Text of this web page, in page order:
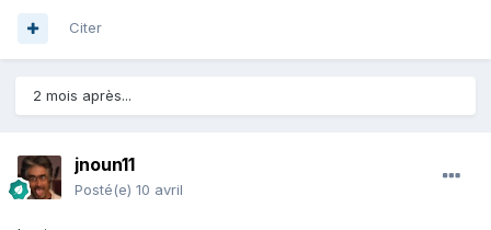
Citer
2 mois après...
jnoun11
Posté(e) 10 avril